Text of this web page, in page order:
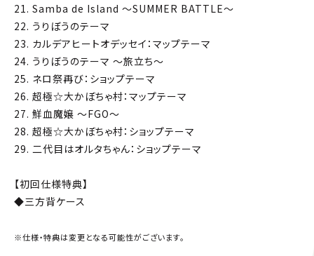
21. Samba de Island ～SUMMER BATTLE～
22. うりぼうのテーマ
23. カルデアヒートオデッセイ：マップテーマ
24. うりぼうのテーマ ～旅立ち～
25. ネロ祭再び：ショップテーマ
26. 超極☆大かぼちゃ村：マップテーマ
27. 鮮血魔嬢 ～FGO～
28. 超極☆大かぼちゃ村：ショップテーマ
29. 二代目はオルタちゃん：ショップテーマ
【初回仕様特典】
◆三方背ケース
※仕様・特典は変更となる可能性がございます。